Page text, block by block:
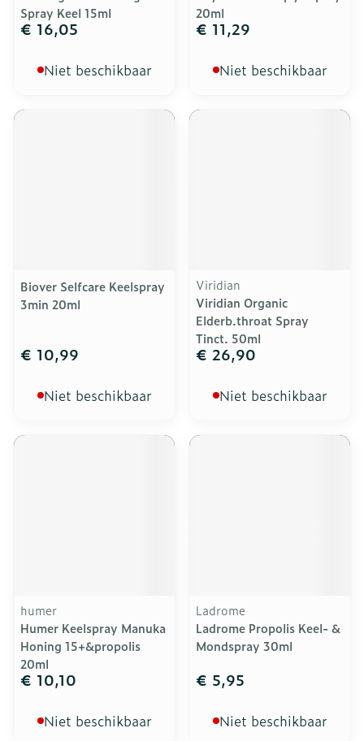
Spray Keel 15ml
€ 16,05
Niet beschikbaar
20ml
€ 11,29
Niet beschikbaar
Biover Selfcare Keelspray
3min 20ml
€ 10,99
Niet beschikbaar
Viridian
Viridian Organic
Elderb.throat Spray
Tinct. 50ml
€ 26,90
Niet beschikbaar
humer
Humer Keelspray Manuka
Honing 15+&propolis
20ml
€ 10,10
Niet beschikbaar
Ladrome
Ladrome Propolis Keel- &
Mondspray 30ml
€ 5,95
Niet beschikbaar